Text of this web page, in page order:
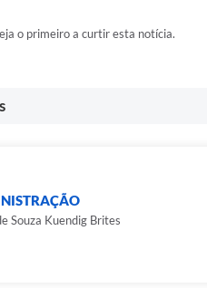
o primeiro a curtir esta notícia.
Souza Kuendig Brites